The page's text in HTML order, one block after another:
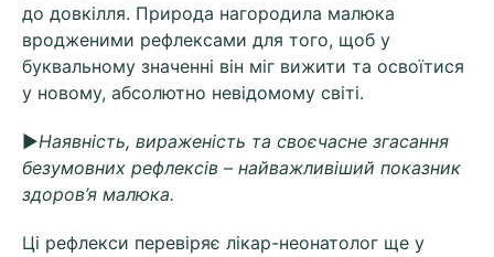
до довкілля. Природа нагородила малюка
вродженими рефлексами для того, щоб у
буквальному значенні він міг вижити та освоїтися
у новому, абсолютно невідомому світі.
►Наявність, вираженість та своєчасне згасання
безумовних рефлексів – найважливіший показник
здоров’я малюка.
Ці рефлекси перевіряє лікар-неонатолог ще у